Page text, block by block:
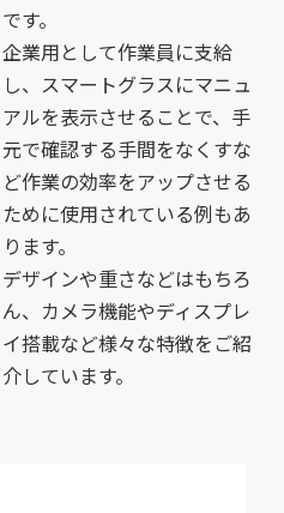
です。
企業用として作業員に支給
し、スマートグラスにマニュ
アルを表示させることで、手
元で確認する手間をなくすな
ど作業の効率をアップさせる
ために使用されている例もあ
ります。
デザインや重さなどはもちろ
ん、カメラ機能やディスプレ
イ搭載など様々な特徴をご紹
介しています。